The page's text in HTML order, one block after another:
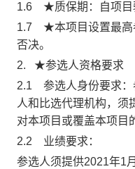
1.6
★质保期： 自项
1.7
★本项目设置最
否决。
2.
★参选人资格要求
2.1
参选人身份要求
人和比选代理机构， 须
对本项目或覆盖本项目
2.2
业绩要求：
参选人须提供2021年1月